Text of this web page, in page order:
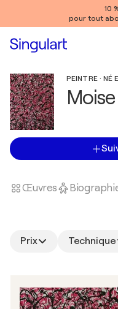
10
pour tout
PEINTRE · NÉ
Œuvres
Prix Technique